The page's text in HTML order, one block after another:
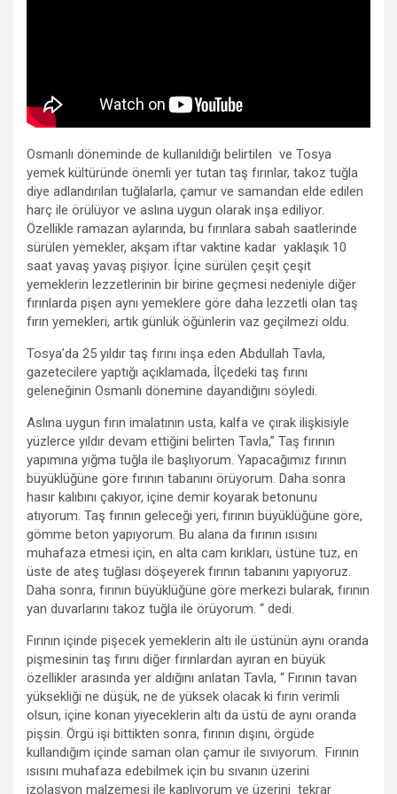
Osmanlı döneminde de kullanıldığı belirtilen ve Tosya
yemek kültüründe önemli yer tutan taş fırınlar, takoz tuğla
diye adlandırılan tuğlalarla, çamur ve samandan elde edilen
harç ile örülüyor ve aslına uygun olarak inşa ediliyor.
Özellikle ramazan aylarında, bu fırınlara sabah saatlerinde
sürülen yemekler, akşam iftar vaktine kadar yaklaşık 10
saat yavaş yavaş pişiyor. İçine sürülen çeşit çeşit
yemeklerin lezzetlerinin bir birine geçmesi nedeniyle diğer
fırınlarda pişen aynı yemeklere göre daha lezzetli olan taş
fırın yemekleri, artık günlük öğünlerin vaz geçilmezi oldu.
Tosya’da 25 yıldır taş fırını inşa eden Abdullah Tavla,
gazetecilere yaptığı açıklamada, İlçedeki taş fırını
geleneğinin Osmanlı dönemine dayandığını söyledi.
Aslına uygun fırın imalatının usta, kalfa ve çırak ilişkisiyle
yüzlerce yıldır devam ettiğini belirten Tavla,” Taş fırının
yapımına yığma tuğla ile başlıyorum. Yapacağımız fırının
büyüklüğüne göre fırının tabanını örüyorum. Daha sonra
hasır kalıbını çakıyor, içine demir koyarak betonunu
atıyorum. Taş fırının geleceği yeri, fırının büyüklüğüne göre,
gömme beton yapıyorum. Bu alana da fırının ısısını
muhafaza etmesi için, en alta cam kırıkları, üstüne tuz, en
üste de ateş tuğlası döşeyerek fırının tabanını yapıyoruz.
Daha sonra, fırının büyüklüğüne göre merkezi bularak, fırının
yan duvarlarını takoz tuğla ile örüyorum. “ dedi.
Fırının içinde pişecek yemeklerin altı ile üstünün aynı oranda
pişmesinin taş fırını diğer fırınlardan ayıran en büyük
özellikler arasında yer aldığını anlatan Tavla, “ Fırının tavan
yüksekliği ne düşük, ne de yüksek olacak ki fırın verimli
olsun, içine konan yiyeceklerin altı da üstü de aynı oranda
pişsin. Örgü işi bittikten sonra, fırının dışını, örgüde
kullandığım içinde saman olan çamur ile sıvıyorum. Fırının
ısısını muhafaza edebilmek için bu sıvanın üzerini
izolasyon malzemesi ile kaplıyorum ve üzerini tekrar